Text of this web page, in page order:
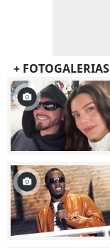
+ FOTOGALERIAS